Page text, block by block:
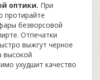
оптики. При
протирайте
безворсовой
Отпечатки
выжгут черное
высокой
ухудшит качество